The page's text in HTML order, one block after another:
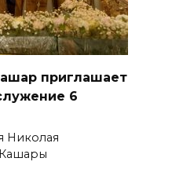
приглашает
6
Николая